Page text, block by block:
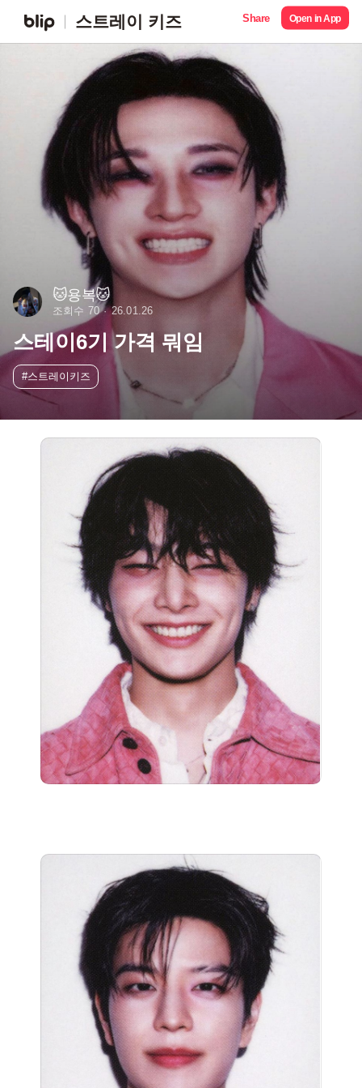
스트레이 키즈 Share Open in App
🐱용복🐱
조회수 70 26.01.26
스테이6기 가격 뭐임
#스트레이키즈